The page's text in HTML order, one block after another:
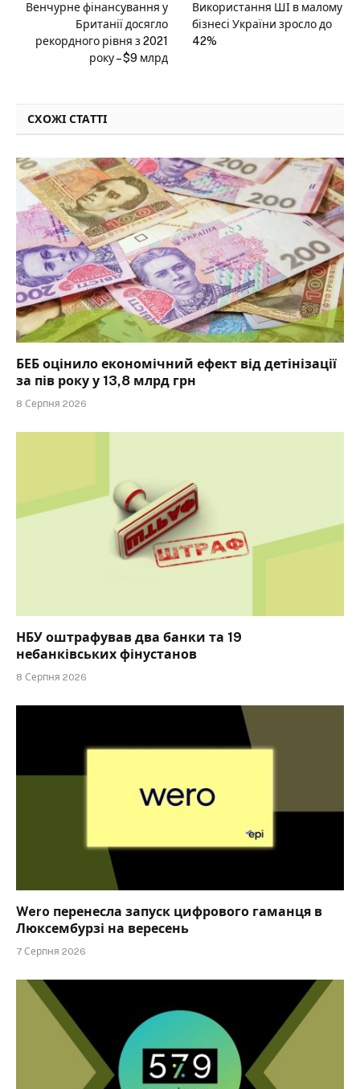
Венчурне фінансування у
Британії досягло
рекордного рівня з 2021
року – $9 млрд
Використання ШІ в малому
бізнесі України зросло до
42%
СХОЖІ СТАТТІ
БЕБ оцінило економічний ефект від детінізації
за пів року у 13,8 млрд грн
8 Серпня 2026
НБУ оштрафував два банки та 19
небанківських фінустанов
8 Серпня 2026
Wero перенесла запуск цифрового гаманця в
Люксембурзі на вересень
7 Серпня 2026